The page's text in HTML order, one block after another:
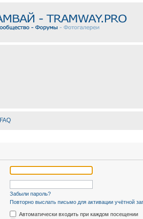
FAQ
Забыли пароль?
Повторно выслать письмо для активации учётной
Автоматически входить при каждом посещении